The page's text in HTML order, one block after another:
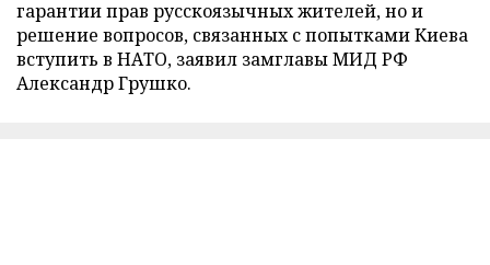
гарантии прав русскоязычных жителей, но и
решение вопросов, связанных с попытками Киева
вступить в НАТО, заявил замглавы МИД РФ
Александр Грушко.